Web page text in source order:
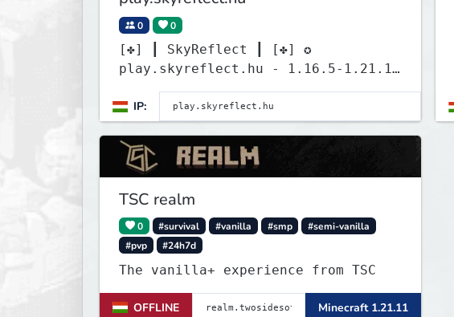
0 0
[✤] ┃ SkyReflect ┃ [✤] ✪
play.skyreflect.hu - 1.16.5-1.21.11
IP:
TSC realm
0 #survival #vanilla #smp
#semi-vanilla
#pvp
#24h7d
The vanilla+ experience from TSC
OFFLINE Minecraft 1.21.11